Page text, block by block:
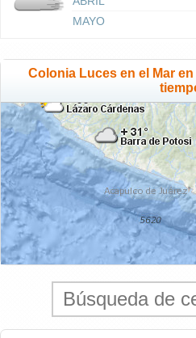
MAYO
Colonia Luces en el Mar